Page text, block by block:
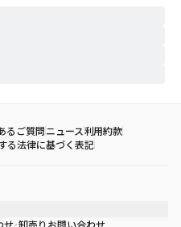
るご質問ニュース利用約款
る法律に基づく表記